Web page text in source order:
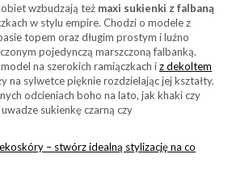
wzbudzają też maxi sukienki z falbaną
w stylu empire. Chodzi o modele z
topem oraz długim prostym i luźno
pojedynczą marszczoną falbanką.
na szerokich ramiączkach iz dekoltem
na sylwetce pięknie rozdzielając jej kształty.
odcieniach boho na lato, jak khaki czy
sukienkę czarną czy
– stwórz idealną stylizację na co